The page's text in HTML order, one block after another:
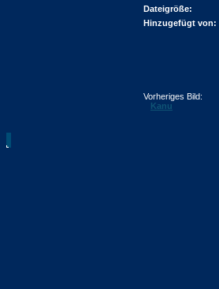
Dateigröße:
Hinzugefügt von:
Vorheriges Bild:
Kanu